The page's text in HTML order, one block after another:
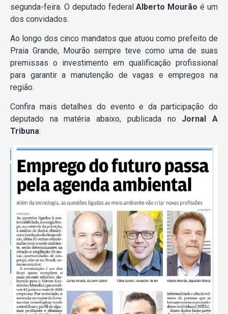
segunda-feira. O deputado federalAlberto Mourão é um
dos convidados.
Ao longo dos cinco mandatos que atuou como prefeito de
Praia Grande, Mourão sempre teve como uma de suas
premissas o investimento em qualificação profissional
para garantir a manutenção de vagas e empregos na
região.
Confira mais detalhes do evento e da participação do
deputado na matéria abaixo, publicada no Jornal A
Tribuna: